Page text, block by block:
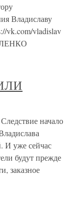
Владиславу
vk.com/vladislav
начало
И уже сейчас
будут прежде
заказное